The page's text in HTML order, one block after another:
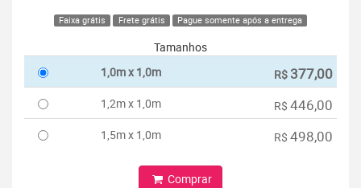
Faixa grátis Frete grátis Pague somente após a entrega
Tamanhos
1,0m x 1,0m
R$ 377,00
1,2m x 1,0m R$ 446,00
1,5m x 1,0m R$ 498,00
Comprar